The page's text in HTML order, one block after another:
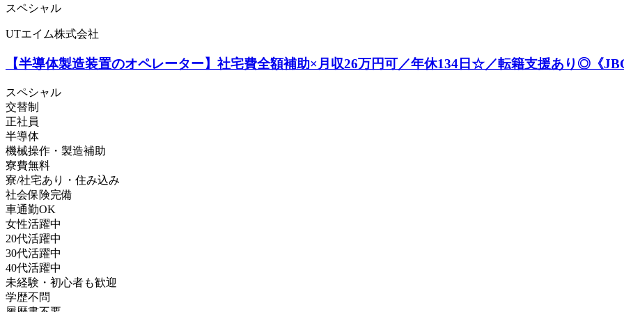
スペシャル
UTエイム株式会社
【半導体製造装置のオペレーター】社宅費全額補助×月収26万円可／年休134日☆／転籍支援あり◎《
スペシャル
交替制
正社員
半導体
機械操作・製造補助
寮費無料
寮/社宅あり・住み込み
社会保険完備
車通勤OK
女性活躍中
20代活躍中
30代活躍中
40代活躍中
未経験・初心者も歓迎
学歴不問